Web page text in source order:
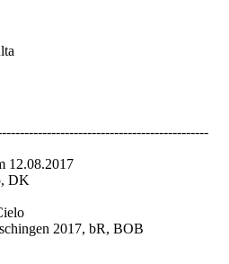
12.08.2017
DK
2017, bR, BOB